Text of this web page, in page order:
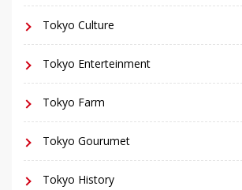
Tokyo Culture
Tokyo Enterteinment
Tokyo Farm
Tokyo Gourumet
Tokyo History